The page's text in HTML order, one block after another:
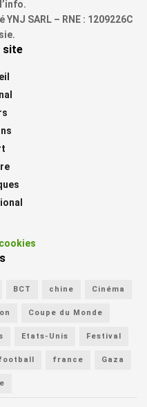
SARL – RNE : 1209226C
site
BCT chine Cinéma
Coupe du Monde
Etats-Unis Festival
france Gaza